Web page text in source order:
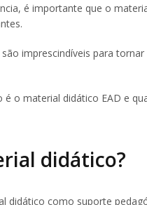
é importante que o
imprescindíveis para
o material didático EAD e
didático?
didático como suporte